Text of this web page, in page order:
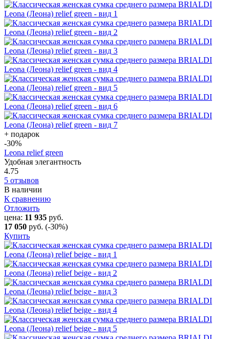
+ подарок
-30%
Leona relief green
Удобная элегантность
4.75
5 отзывов
В наличии
К сравнению
Отложить
цена: 11 935 руб.
17 050 руб. (-30%)
Купить